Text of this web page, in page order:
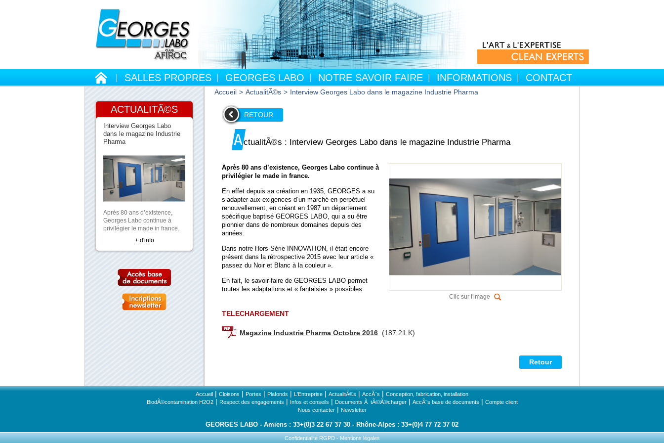
SALLES PROPRES GEORGES LABO NOTRE SAVOIR FAIRE INFORMATIONS CONTACT
ACTUALITÃ©S
Interview Georges Labo
dans le magazine Industrie
Pharma
Après 80 ans d’existence,
Georges Labo continue à
privilégier le made in france.
+ d'info
Accueil > ActualitÃ©s > Interview Georges Labo dans le magazine Industrie Pharma
RETOUR
ActualitÃ©s : Interview Georges Labo dans le magazine Industrie Pharma
Clic sur l'image
Après 80 ans d’existence, Georges Labo continue à
privilégier le made in france.
En effet depuis sa création en 1935, GEORGES a su
s’adapter aux exigences d’un marché en perpétuel
renouvellement, en créant en 1987 un département
spécifique baptisé GEORGES LABO, qui a su être
pionnier dans de nombreux domaines depuis des
années.
Dans notre Hors-Série INNOVATION, il était encore
présent dans la rétrospective 2015 avec leur article «
passez du Noir et Blanc à la couleur ».
En fait, le savoir-faire de GEORGES LABO permet
toutes les adaptations et « fantaisies » possibles.
TELECHARGEMENT
Magazine Industrie Pharma Octobre 2016 (187.21 K)
Retour
Accueil | Cloisons | Portes | Plafonds | L'Entreprise | ActualitÃ©s | AccÃ¨s | Conception, fabrication, installation
BiodÃ©contamination H2O2| Respect des engagements | Infos et conseils | Documents Ã tÃ©lÃ©charger| AccÃ¨s base de documents | Compte client
Nous contacter| Newsletter
GEORGES LABO Amiens : 33+(0)3 22 67 37 30 Rhône-Alpes : 33+(0)4 77 72 37 02
Confidentialité RGPD- Mentions légales